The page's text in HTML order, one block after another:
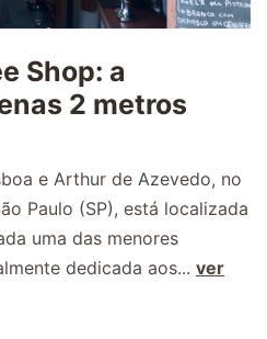
Shop: a
2 metros
e Arthur de Azevedo, no
Paulo (SP), está localizada
uma das menores
dedicada aos... ver